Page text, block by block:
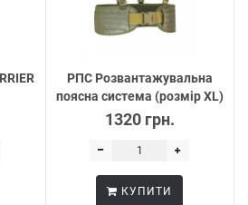
РПС Розвантажувальна
поясна система (розмір XL)
1320 грн.
КУПИТИ